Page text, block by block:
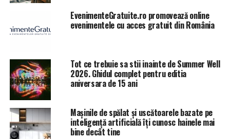
Miliardarii belgieni au dat lovitura în România. Cumpără
NU RATATI
TORTURII – Comisarul de Prahova
EvenimenteGratuite.ro promovează online
evenimentele cu acces gratuit din România
Tot ce trebuie sa stii inainte de Summer Well
2026. Ghidul complet pentru editia
aniversara de 15 ani
Mașinile de spălat și uscătoarele bazate pe
inteligență artificială îți cunosc hainele mai
bine decât tine